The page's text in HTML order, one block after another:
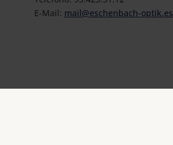
E-Mail: mail@eschenbach-optik.es